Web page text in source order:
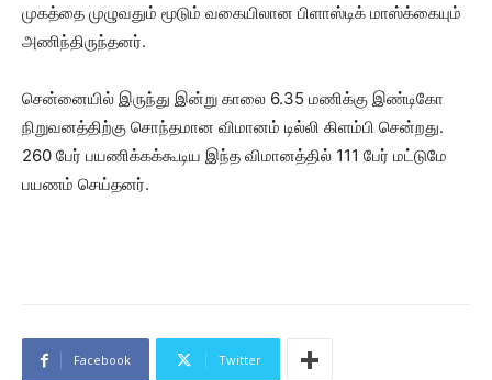
முகத்தை முழுவதும் மூடும் வகையிலான பிளாஸ்டிக் மாஸ்க்கையும்
அணிந்திருந்தனர்.
சென்னையில் இருந்து இன்று காலை 6.35 மணிக்கு இண்டிகோ
நிறுவனத்திற்கு சொந்தமான விமானம் டில்லி கிளம்பி சென்றது.
260 பேர் பயணிக்கக்கூடிய இந்த விமானத்தில் 111 பேர் மட்டுமே
பயணம் செய்தனர்.
Facebook Twitter